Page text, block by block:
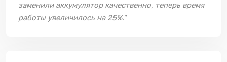
заменили аккумулятор качественно, теперь время
работы увеличилось на 25%."